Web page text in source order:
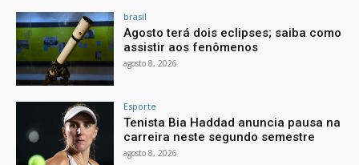
brasil
Agosto terá dois eclipses; saiba como
assistir aos fenômenos
agosto 8, 2026
Esporte
Tenista Bia Haddad anuncia pausa na
carreira neste segundo semestre
agosto 8, 2026